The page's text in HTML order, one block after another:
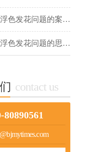
高效破解浮色发花问题的案例分析（二）...
高效破解浮色发花问题的思路及案例分析（一）...
contact us
80890561